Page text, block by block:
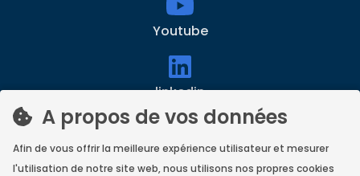
A propos de vos données
Afin de vous offrir la meilleure expérience utilisateur et mesurer
l'utilisation de notre site web, nous utilisons nos propres cookies
Youtube
linkedin
Facebook